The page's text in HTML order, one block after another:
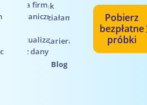
Baza firm
zagranicznych
Aktualizacja
baz danych
Jak
działamy
Kariera
Blog
Pobierz
bezpłatne
próbki